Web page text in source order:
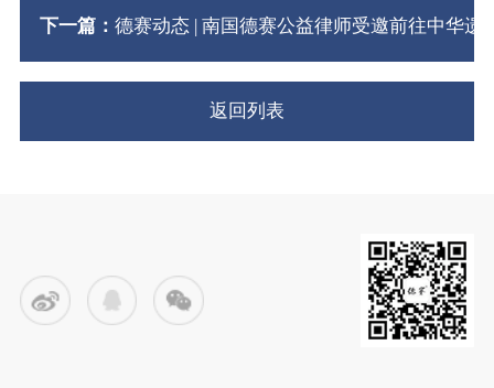
下一篇： 德赛动态 | 南国德赛公益律师受邀前往中华遗
返回列表